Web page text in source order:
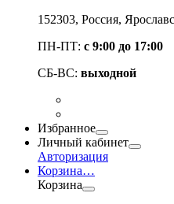
152303, Россия,
ПН-ПТ: с 9:00 до 17:00
СБ-ВС: выходной
Избранное
Личный кабинет
Авторизация
Корзина…
Корзина